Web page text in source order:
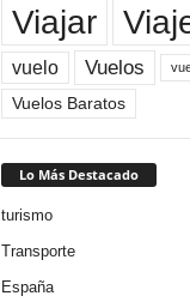
Viajar
vuelo Vuelos
Vuelos Baratos
Lo Más Destacado
turismo
Transporte
España